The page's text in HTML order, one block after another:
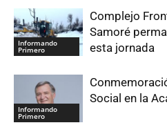
Informando
Primero
Complejo
Samoré
esta jornada
Informando
Primero
Social en la